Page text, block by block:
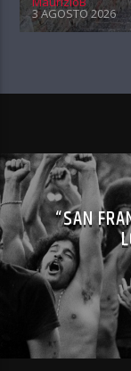
3 AGOSTO 2026
“SAN